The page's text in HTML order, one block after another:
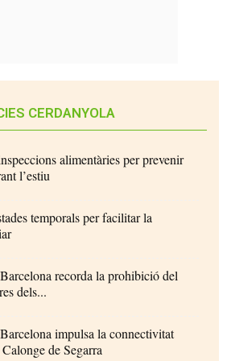
CERDANYOLA
alimentàries per prevenir
l’estiu
temporals per facilitar la
recorda la prohibició del
dels...
impulsa la connectivitat
de Segarra